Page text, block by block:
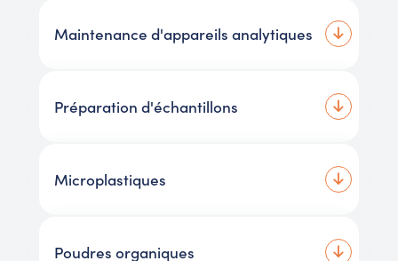
Maintenance d'appareils analytiques
Préparation d'échantillons
Microplastiques
Poudres organiques